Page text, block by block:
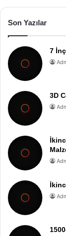
Son Yazılar
7
3D